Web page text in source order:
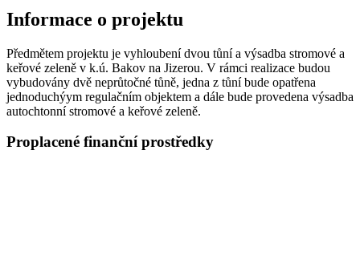
Informace o projektu
Předmětem projektu je vyhloubení dvou tůní a výsadba stromové a
keřové zeleně v k.ú. Bakov na Jizerou. V rámci realizace budou
vybudovány dvě neprůtočné tůně, jedna z tůní bude opatřena
jednoduchýym regulačním objektem a dále bude provedena výsadba
autochtonní stromové a keřové zeleně.
Proplacené finanční prostředky